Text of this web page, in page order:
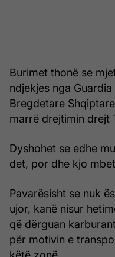
Burimet thonë se
ndjekjes nga
Bregdetare
marrë drejtimin drejt
Dyshohet se edhe
det, por dhe kjo
Pavarësisht se nuk
ujor, kanë nisur
që dërguan
për motivin e